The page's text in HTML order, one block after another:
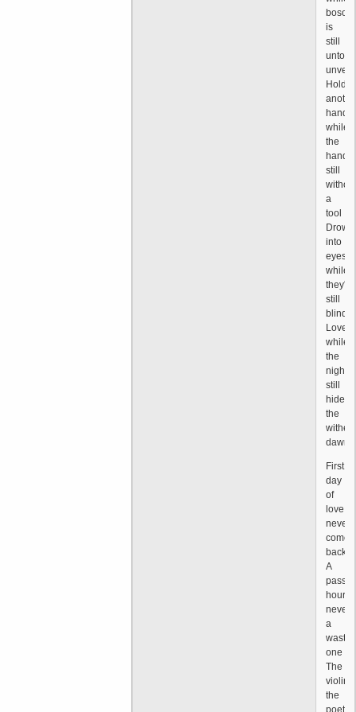
bosom
is
still
Hold
hand
while
the
hand's
still
without
a
tool
Drown
into
eyes
while
they're
still
blind
Love
while
the
night
still
hides
the
dawn
First
day
of
love
never
comes
back
A
hour's
never
a
wasted
one
The
violin,
the
poet's